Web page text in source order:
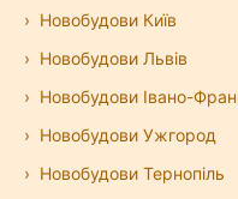
Новобудови Київ
Новобудови Львів
Новобудови Івано-
Новобудови Ужгород
Новобудови Тернопіль